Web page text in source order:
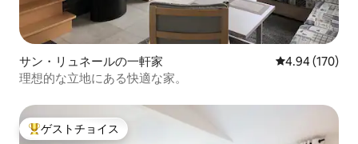
サン・リュネールの一軒家 レビュー170
4.94 (170)
理想的な立地にある快適な家。
大好評のゲストチョイスです。
ゲストチョイス